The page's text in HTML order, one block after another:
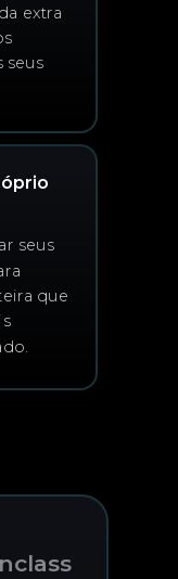
extra
seus
seus
que